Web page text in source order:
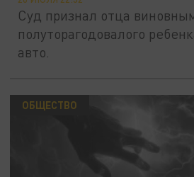
Суд признал отца
полуторагодовалого
авто.
ОБЩЕСТВО